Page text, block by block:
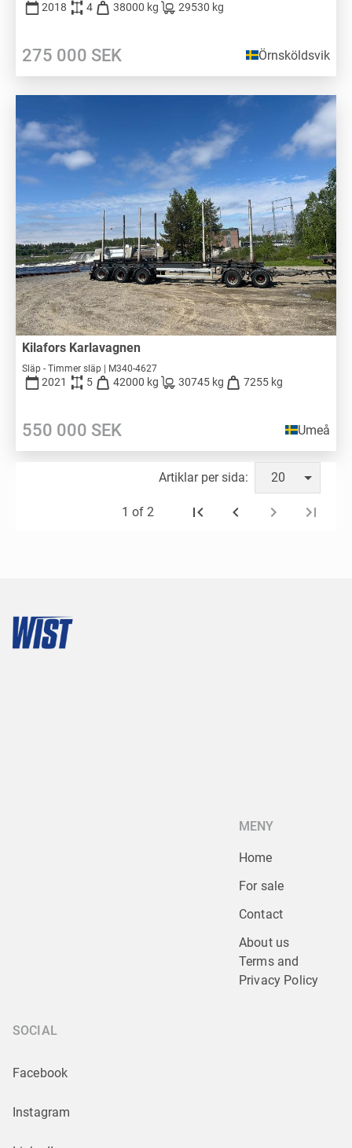
2018 4 38000 kg 29530 kg
275 000 SEK Örnsköldsvik
Kilafors Karlavagnen
Släp - Timmer släp | M340-4627
2021 5 42000 kg 30745 kg 7255 kg
550 000 SEK Umeå
Artiklar per sida: 20
1 of 2
MENY
Home
For sale
Contact
About us
Terms and
Privacy Policy
SOCIAL
Facebook
Instagram